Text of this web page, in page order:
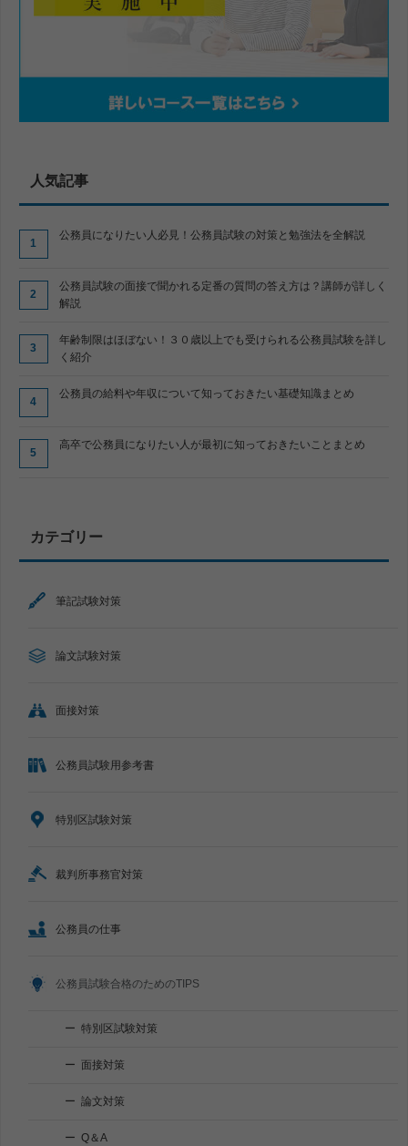
人気記事
公務員になりたい人必見！公務員試験の対策と勉強法を全解説
公務員試験の面接で聞かれる定番の質問の答え方は？講師が詳しく
解説
年齢制限はほぼない！３０歳以上でも受けられる公務員試験を詳し
く紹介
公務員の給料や年収について知っておきたい基礎知識まとめ
高卒で公務員になりたい人が最初に知っておきたいことまとめ
カテゴリー
筆記試験対策
論文試験対策
面接対策
公務員試験用参考書
特別区試験対策
裁判所事務官対策
公務員の仕事
公務員試験合格のためのTIPS
特別区試験対策
面接対策
論文対策
Q＆A